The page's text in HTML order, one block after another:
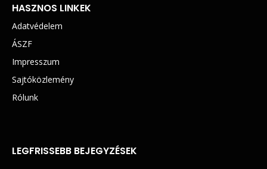
HASZNOS LINKEK
Adatvédelem
ÁSZF
Impresszum
Sajtóközlemény
Rólunk
LEGFRISSEBB BEJEGYZÉSEK